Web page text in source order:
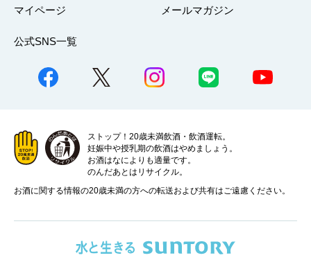
マイページ メールマガジン
公式SNS一覧
ストップ！20歳未満飲酒・飲酒運転。
妊娠中や授乳期の飲酒はやめましょう。
お酒はなによりも適量です。
のんだあとはリサイクル。
お酒に関する情報の20歳未満の方への転送および共有はご遠慮ください。